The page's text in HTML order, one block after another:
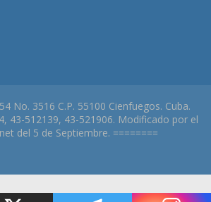
No. 3516 C.P. 55100 Cienfuegos. Cuba.
43-512139, 43-521906. Modificado por el
del 5 de Septiembre. ========